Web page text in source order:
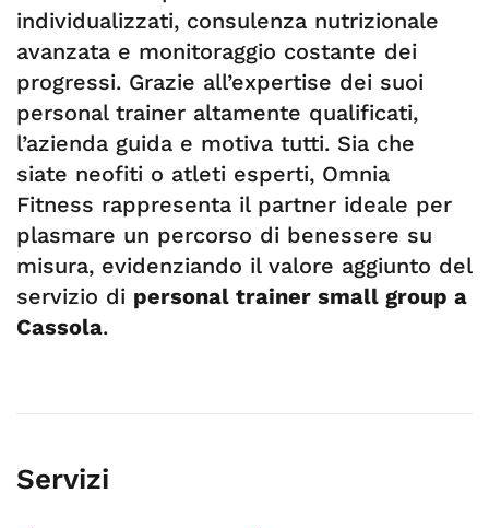
individualizzati, consulenza nutrizionale
avanzata e monitoraggio costante dei
progressi. Grazie all’expertise dei suoi
personal trainer altamente qualificati,
l’azienda guida e motiva tutti. Sia che
siate neofiti o atleti esperti, Omnia
Fitness rappresenta il partner ideale per
plasmare un percorso di benessere su
misura, evidenziando il valore aggiunto del
servizio di personal trainer small group a
Cassola.
Servizi